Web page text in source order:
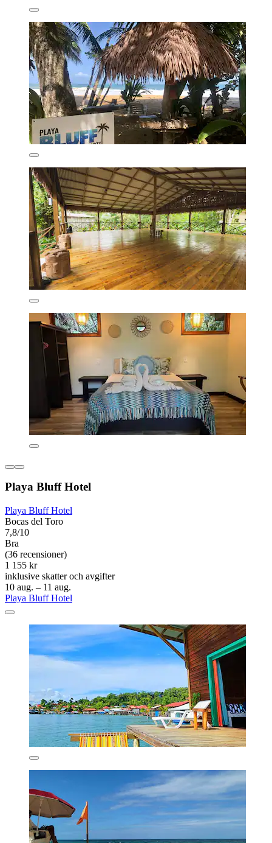
Playa Bluff Hotel
Playa Bluff Hotel
Bocas del Toro
7,8/10
Bra
(36 recensioner)
1 155 kr
inklusive skatter och avgifter
10 aug. – 11 aug.
Playa Bluff Hotel